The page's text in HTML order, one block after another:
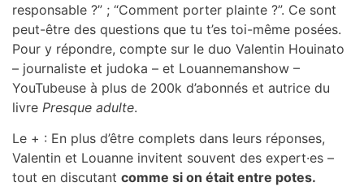
responsable ?” ; “Comment porter plainte ?”. Ce sont
peut-être des questions que tu t’es toi-même posées.
Pour y répondre, compte sur le duo Valentin Houinato
– journaliste et judoka – et Louannemanshow –
YouTubeuse à plus de 200k d’abonnés et autrice du
livre Presque adulte.
Le + : En plus d’être complets dans leurs réponses,
Valentin et Louanne invitent souvent des expert·es –
tout en discutant comme si on était entre potes.